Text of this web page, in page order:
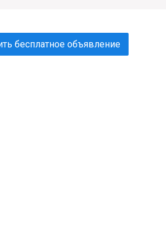
бесплатное объявление